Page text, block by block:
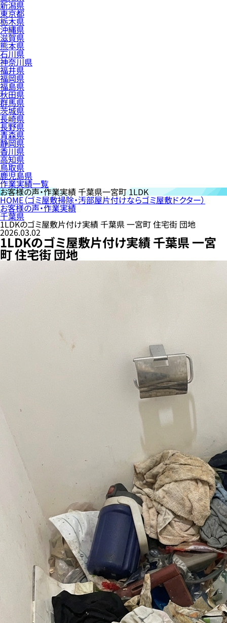
新潟県
東京都
栃木県
沖縄県
滋賀県
熊本県
石川県
神奈川県
福井県
福岡県
福島県
秋田県
群馬県
茨城県
長崎県
長野県
青森県
静岡県
香川県
高知県
鳥取県
鹿児島県
作業実績一覧
お客様の声・作業実績千葉県一宮町 1LDK
HOME（ゴミ屋敷掃除・汚部屋片付けならゴミ屋敷ドクター）
お客様の声・作業実績
千葉県
1LDKのゴミ屋敷片付け実績 千葉県 一宮町 住宅街 団地
2026.03.02
1LDKのゴミ屋敷片付け実績 千葉県 一宮
町 住宅街 団地